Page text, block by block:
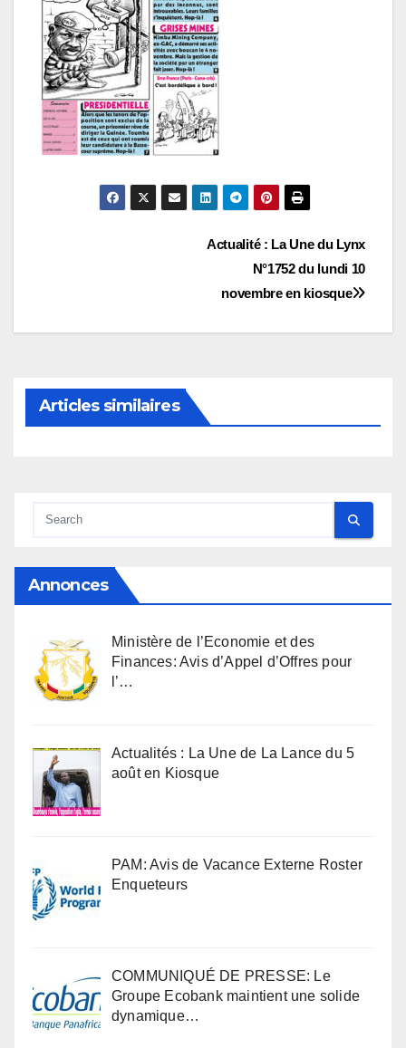
l’article
Actualité : La Une du Lynx
N°1752 du lundi 10
novembre en kiosque
Articles similaires
Annonces
Ministère de l’Economie et des
Finances: Avis d’Appel d’Offres pour
l’…
Actualités : La Une de La Lance du 5
août en Kiosque
PAM: Avis de Vacance Externe Roster
Enqueteurs
COMMUNIQUÉ DE PRESSE: Le
Groupe Ecobank maintient une solide
dynamique…